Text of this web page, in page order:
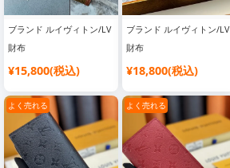
ブランド ルイヴィトン/LV
財布
¥15,800(税込)
ブランド ルイヴィトン/LV
財布
¥18,800(税込)
よく売れる よく売れる